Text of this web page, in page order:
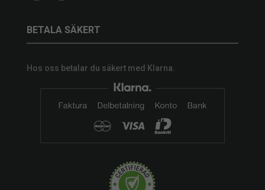
BETALA SÄKERT
Hos oss betalar du säkert med Klarna.